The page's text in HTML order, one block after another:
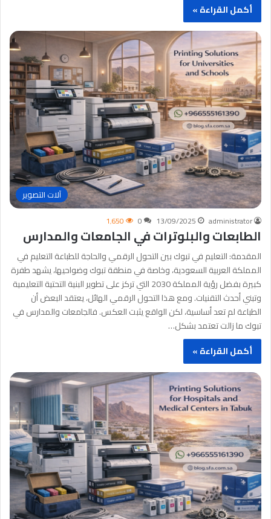
أكمل القراءة »
آلات التصوير
administrator
13/09/2025
0 1٬650
الطابعات والبلوترات في الجامعات والمدارس
المقدمة: التعليم في تبوك بين التحول الرقمي والحاجة للطباعة التعليم في
المملكة العربية السعودية، وخاصة في منطقة تبوك وضواحيها، يشهد طفرة
كبيرة بفضل رؤية المملكة 2030 التي تركز على تطوير البنية التحتية التعليمية
وتبني أحدث التقنيات. ومع هذا التحول الرقمي الهائل، يعتقد البعض أن
الطباعة لم تعد أساسية، لكن الواقع يثبت العكس. فالجامعات والمدارس في
تبوك ما زالت تعتمد بشكل…
أكمل القراءة »